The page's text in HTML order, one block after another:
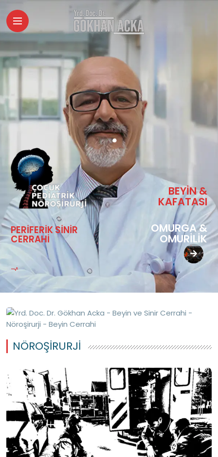
PERİFERİK SİNİR
CERRAHİ
BEYİN &
KAFATASI
OMURGA &
OMURİLİK
NÖROŞIRURJI